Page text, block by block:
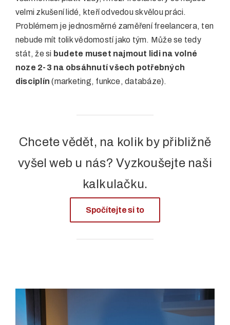
velmi zkušení lidé, kteří odvedou skvělou práci.
Problémem je jednosměrné zaměření freelancera, ten
nebude mít tolik vědomostí jako tým. Může se tedy
stát, že si budete muset najmout lidi na volné
noze 2-3 na obsáhnutí všech potřebných
disciplín (marketing, funkce, databáze).
Chcete vědět, na kolik by přibližně
vyšel web u nás? Vyzkoušejte naši
kalkulačku.
Spočítejte si to